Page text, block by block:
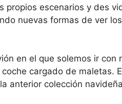
escenarios y des
nuevas formas de ver
en el que solemos ir con
cargado de maletas.
anterior colección